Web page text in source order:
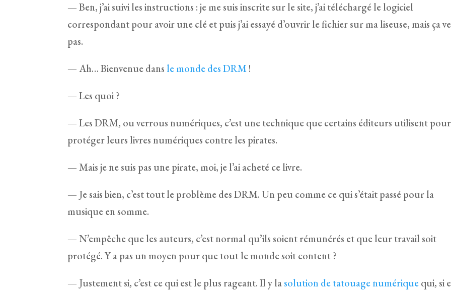
— Ben, j’ai suivi les instructions : je me suis inscrite sur le site, j’ai téléchargé le logiciel
correspondant pour avoir une clé et puis j’ai essayé d’ouvrir le fichier sur ma liseuse, mais ça
pas.
— Ah… Bienvenue dans le monde des DRM!
— Les quoi ?
— Les DRM, ou verrous numériques, c’est une technique que certains éditeurs utilisent pour
protéger leurs livres numériques contre les pirates.
— Mais je ne suis pas une pirate, moi, je l’ai acheté ce livre.
— Je sais bien, c’est tout le problème des DRM. Un peu comme ce qui s’était passé pour la
musique en somme.
— N’empêche que les auteurs, c’est normal qu’ils soient rémunérés et que leur travail soit
protégé. Y a pas un moyen pour que tout le monde soit content ?
— Justement si, c’est ce qui est le plus rageant. Il y lasolution de tatouage numériquequi, si